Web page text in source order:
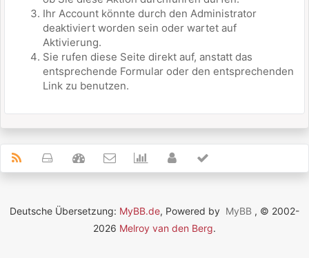
Ihr Account könnte durch den Administrator
deaktiviert worden sein oder wartet auf
Aktivierung.
Sie rufen diese Seite direkt auf, anstatt das
entsprechende Formular oder den entsprechenden
Link zu benutzen.
Deutsche Übersetzung: MyBB.de, Powered by MyBB , © 2002-
2026 Melroy van den Berg.